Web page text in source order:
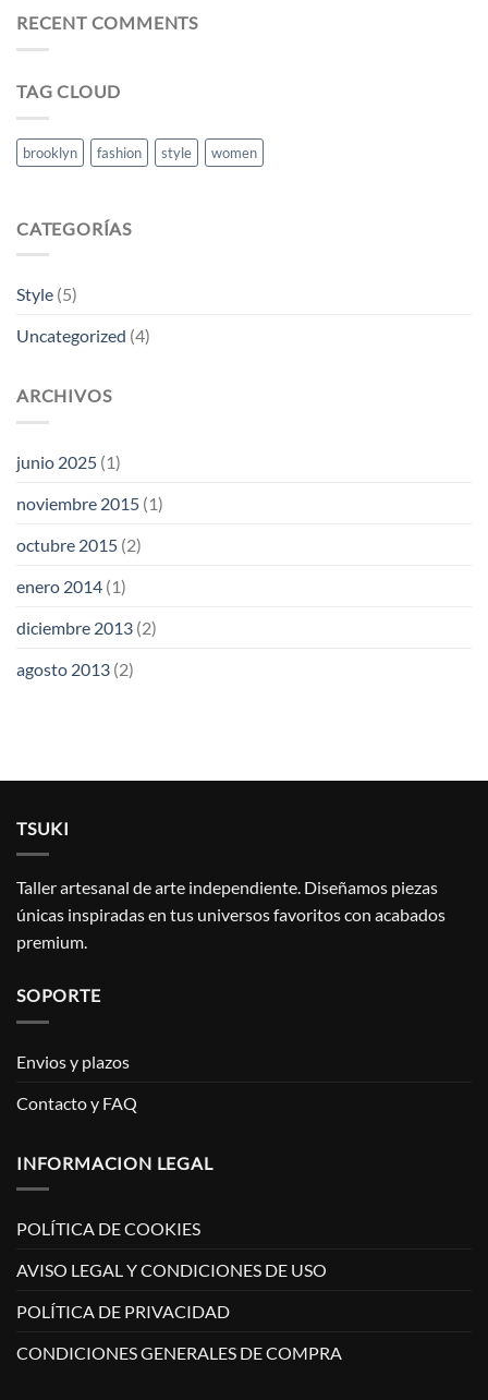
RECENT COMMENTS
TAG CLOUD
brooklyn fashion style women
CATEGORÍAS
Style (5)
Uncategorized (4)
ARCHIVOS
junio 2025 (1)
noviembre 2015 (1)
octubre 2015 (2)
enero 2014 (1)
diciembre 2013 (2)
agosto 2013 (2)
TSUKI
Taller artesanal de arte independiente. Diseñamos piezas
únicas inspiradas en tus universos favoritos con acabados
premium.
SOPORTE
Envios y plazos
Contacto y FAQ
INFORMACION LEGAL
POLÍTICA DE COOKIES
AVISO LEGAL Y CONDICIONES DE USO
POLÍTICA DE PRIVACIDAD
CONDICIONES GENERALES DE COMPRA